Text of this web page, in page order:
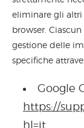
eliminare gli
browser.
gestione delle
specifiche
Google
https://
hl=it